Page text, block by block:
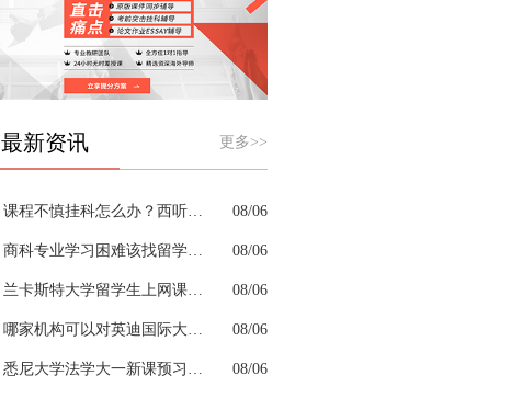
最新资讯 更多>>
08/06
08/06
08/06
08/06
08/06